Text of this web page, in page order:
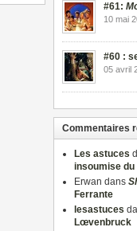
#61:
10 mai
#60 :
05 avril
Commentaires
Les astuces
insoumise du
Erwan dans
Ferrante
lesastuces
Lœvenbruck